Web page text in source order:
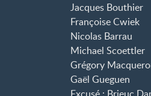
Jacques Bouthier
Françoise Cwiek
Nicolas Barrau
Michael Scoettler
Grégory
Gaël Gueguen